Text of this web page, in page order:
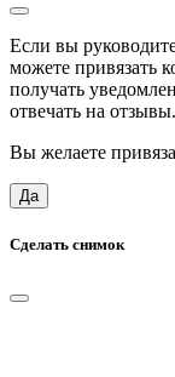
Если вы
можете привязать
получать
отвечать на отзывы.
Вы желаете
Да
Сделать снимок